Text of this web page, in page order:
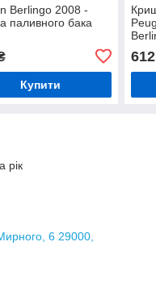
Berlingo 2008 -
паливного бака
Купити
612
рік
6 29000,